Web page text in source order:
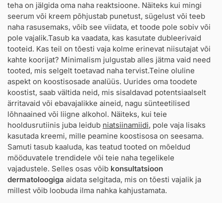
teha on jälgida oma naha reaktsioone. Näiteks kui mingi
seerum või kreem põhjustab punetust, sügelust või teeb
naha rasusemaks, võib see viidata, et toode pole sobiv või
pole vajalik.Tasub ka vaadata, kas kasutate dubleerivaid
tooteid. Kas teil on tõesti vaja kolme erinevat niisutajat või
kahte koorijat? Minimalism julgustab alles jätma vaid need
tooted, mis selgelt toetavad naha tervist.Teine oluline
aspekt on koostisosade analüüs. Uurides oma toodete
koostist, saab vältida neid, mis sisaldavad potentsiaalselt
ärritavaid või ebavajalikke aineid, nagu sünteetilised
lõhnaained või liigne alkohol. Näiteks, kui teie
hooldusrutiinis juba leidub niatsiinamiidi, pole vaja lisaks
kasutada kreemi, mille peamine koostisosa on seesama.
Samuti tasub kaaluda, kas teatud tooted on mõeldud
mööduvatele trendidele või teie naha tegelikele
vajadustele. Selles osas võib konsultatsioon
dermatoloogiga aidata selgitada, mis on tõesti vajalik ja
millest võib loobuda ilma nahka kahjustamata.